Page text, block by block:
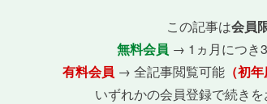
この記事は会員
無料会員 → 1ヵ月につき
有料会員 → 全記事閲覧可能（初年
いずれかの会員登録で続きを